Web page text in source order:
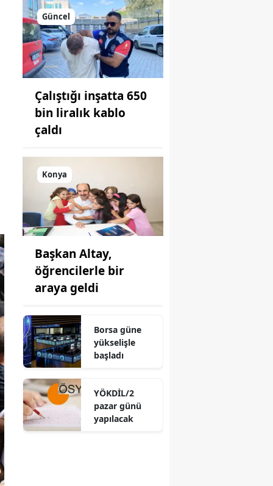
toplantı
yapıldı!
Güncel
Çalıştığı inşatta 650
bin liralık kablo
çaldı
Konya
Başkan Altay,
öğrencilerle bir
araya geldi
Borsa güne
yükselişle
başladı
YÖKDİL/2
pazar günü
yapılacak